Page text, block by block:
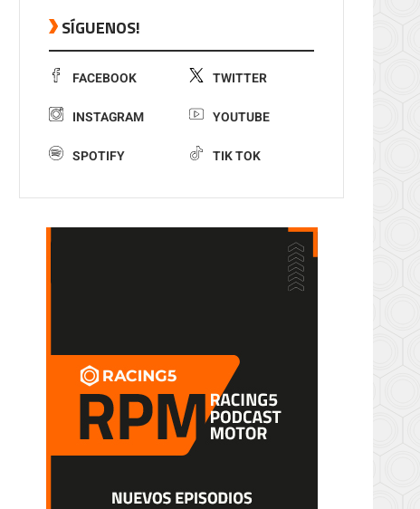
SÍGUENOS!
FACEBOOK TWITTER
INSTAGRAM YOUTUBE
SPOTIFY TIK TOK